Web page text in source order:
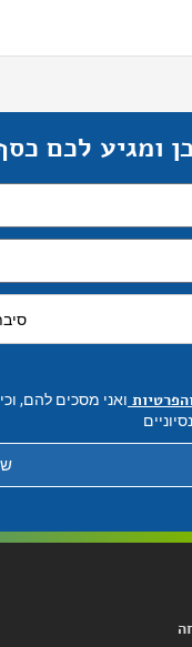
ומגיע לכם
ואני מסכים להם,